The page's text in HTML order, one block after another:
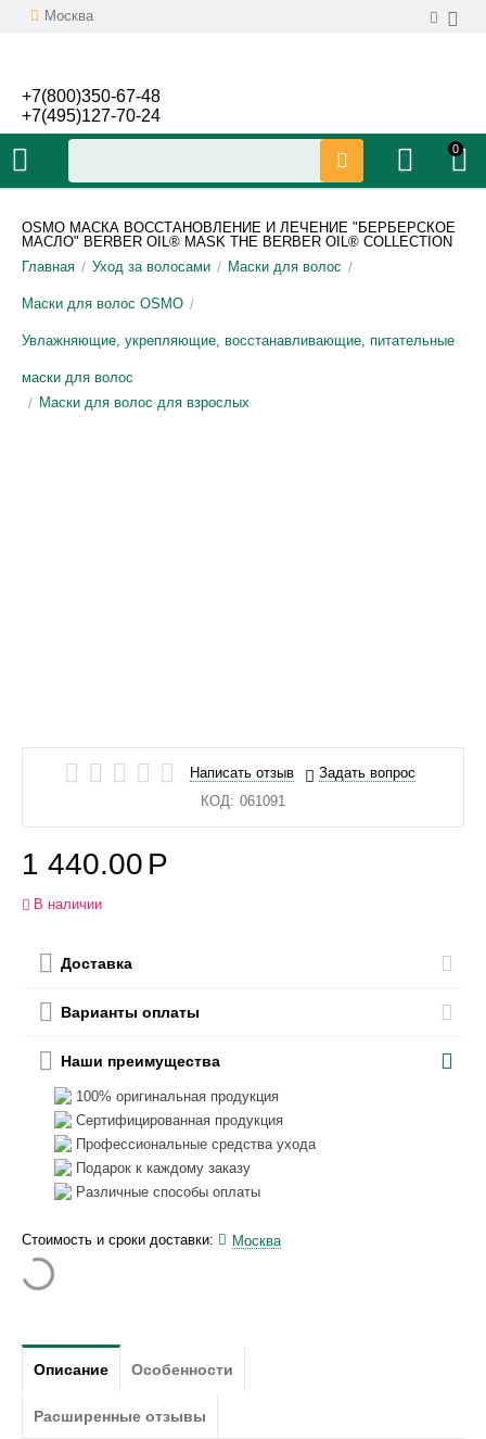
Москва
+7(800)350-67-48
+7(495)127-70-24
0
OSMO МАСКА ВОССТАНОВЛЕНИЕ И ЛЕЧЕНИЕ "БЕРБЕРСКОЕ
МАСЛО" BERBER OIL® MASK THE BERBER OIL® COLLECTION
Главная / Уход за волосами / Маски для волос /
Маски для волос OSMO /
Увлажняющие, укрепляющие, восстанавливающие, питательные
маски для волос
/ Маски для волос для взрослых
Написать отзыв
Задать вопрос
КОД: 061091
1 440.00 Р
В наличии
Доставка
Варианты оплаты
Наши преимущества
100% оригинальная продукция
Сертифицированная продукция
Профессиональные средства ухода
Подарок к каждому заказу
Различные способы оплаты
Стоимость и сроки доставки: Москва
Описание Особенности
Расширенные отзывы